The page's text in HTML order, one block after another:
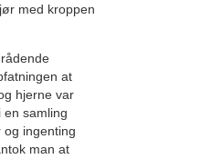
med kroppen
at
hjerne var
en samling
og ingenting
man at